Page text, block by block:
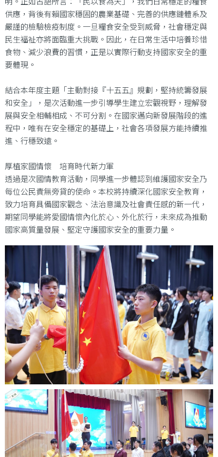
供應，背後有賴國家穩固的農業基礎、完善的供應鏈體系及
嚴謹的檢驗檢疫制度。一旦糧食安全受到威脅，社會穩定與
民生福祉亦將面臨重大挑戰。因此，在日常生活中培養珍惜
食物、減少浪費的習慣，正是以實際行動支持國家安全的重
要體現。
結合本年度主題「主動對接『十五五』規劃，堅持統籌發展
和安全」，是次活動進一步引導學生建立宏觀視野，理解發
展與安全相輔相成、不可分割。在國家邁向新發展階段的進
程中，唯有在安全穩定的基礎上，社會各項發展方能持續推
進、行穩致遠。
厚植家國情懷 培育時代新力軍
透過是次國情教育活動，同學進一步體認到維護國家安全乃
每位公民責無旁貸的使命。本校將持續深化國家安全教育，
致力培育具備國家觀念、法治意識及社會責任感的新一代，
期望同學能將愛國情懷內化於心、外化於行，未來成為推動
國家高質量發展、堅定守護國家安全的重要力量。